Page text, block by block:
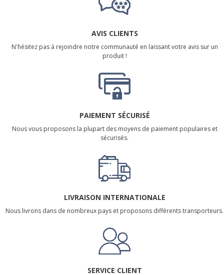
AVIS CLIENTS
N'hésitez pas à rejoindre notre communauté en laissant votre avis sur un
produit !
PAIEMENT SÉCURISÉ
Nous vous proposons la plupart des moyens de paiement populaires et
sécurisés.
LIVRAISON INTERNATIONALE
Nous livrons dans de nombreux pays et proposons différents transporteurs.
SERVICE CLIENT